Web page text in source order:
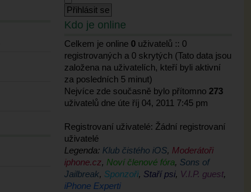
Kdo je online
Celkem je online 0 uživatelů :: 0
registrovaných a 0 skrytých (Tato data jsou
založena na uživatelích, kteří byli aktivní
za posledních 5 minut)
Nejvíce zde současně bylo přítomno 273
uživatelů dne úte říj 04, 2011 7:45 pm
Registrovaní uživatelé: Žádní registrovaní
uživatelé
Legenda: Klub čistého iOS, Moderátoři
iphone.cz, Noví členové fóra, Sons of
Jailbreak, Sponzoři, Staří psi, V.I.P. guest,
iPhone Experti